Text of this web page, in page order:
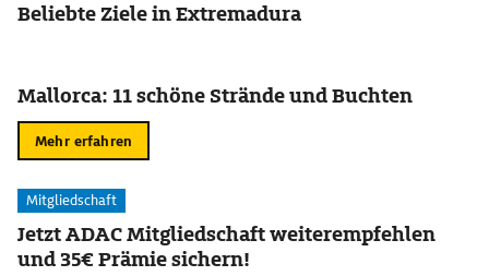
Beliebte Ziele in Extremadura
Mallorca: 11 schöne Strände und Buchten
Mehr erfahren
Mitgliedschaft
Jetzt ADAC Mitgliedschaft weiterempfehlen
und 35€ Prämie sichern!